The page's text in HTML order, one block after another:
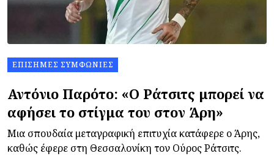
ΕΠΊΣΗΜΕΣ ΣΥΜΦΩΝΊΕΣ
Αντόνιο Παρότο: «Ο Ράτσιτς μπορεί να
αφήσει το στίγμα του στον Άρη»
Μια σπουδαία μεταγραφική επιτυχία κατάφερε ο Άρης,
καθώς έφερε στη Θεσσαλονίκη τον Ούρος Ράτσιτς.